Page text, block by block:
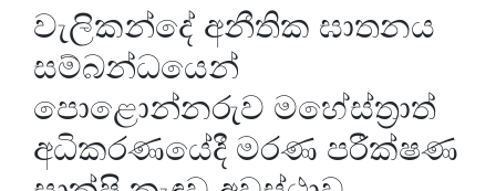
වැලිකන්දේ අනීතික ඝාතනය
සම්බන්ධයෙන්
පොළොන්නරුව මහේස්ත්‍රාත්
අධිකරණයේදී මරණ පරීක්ෂණ